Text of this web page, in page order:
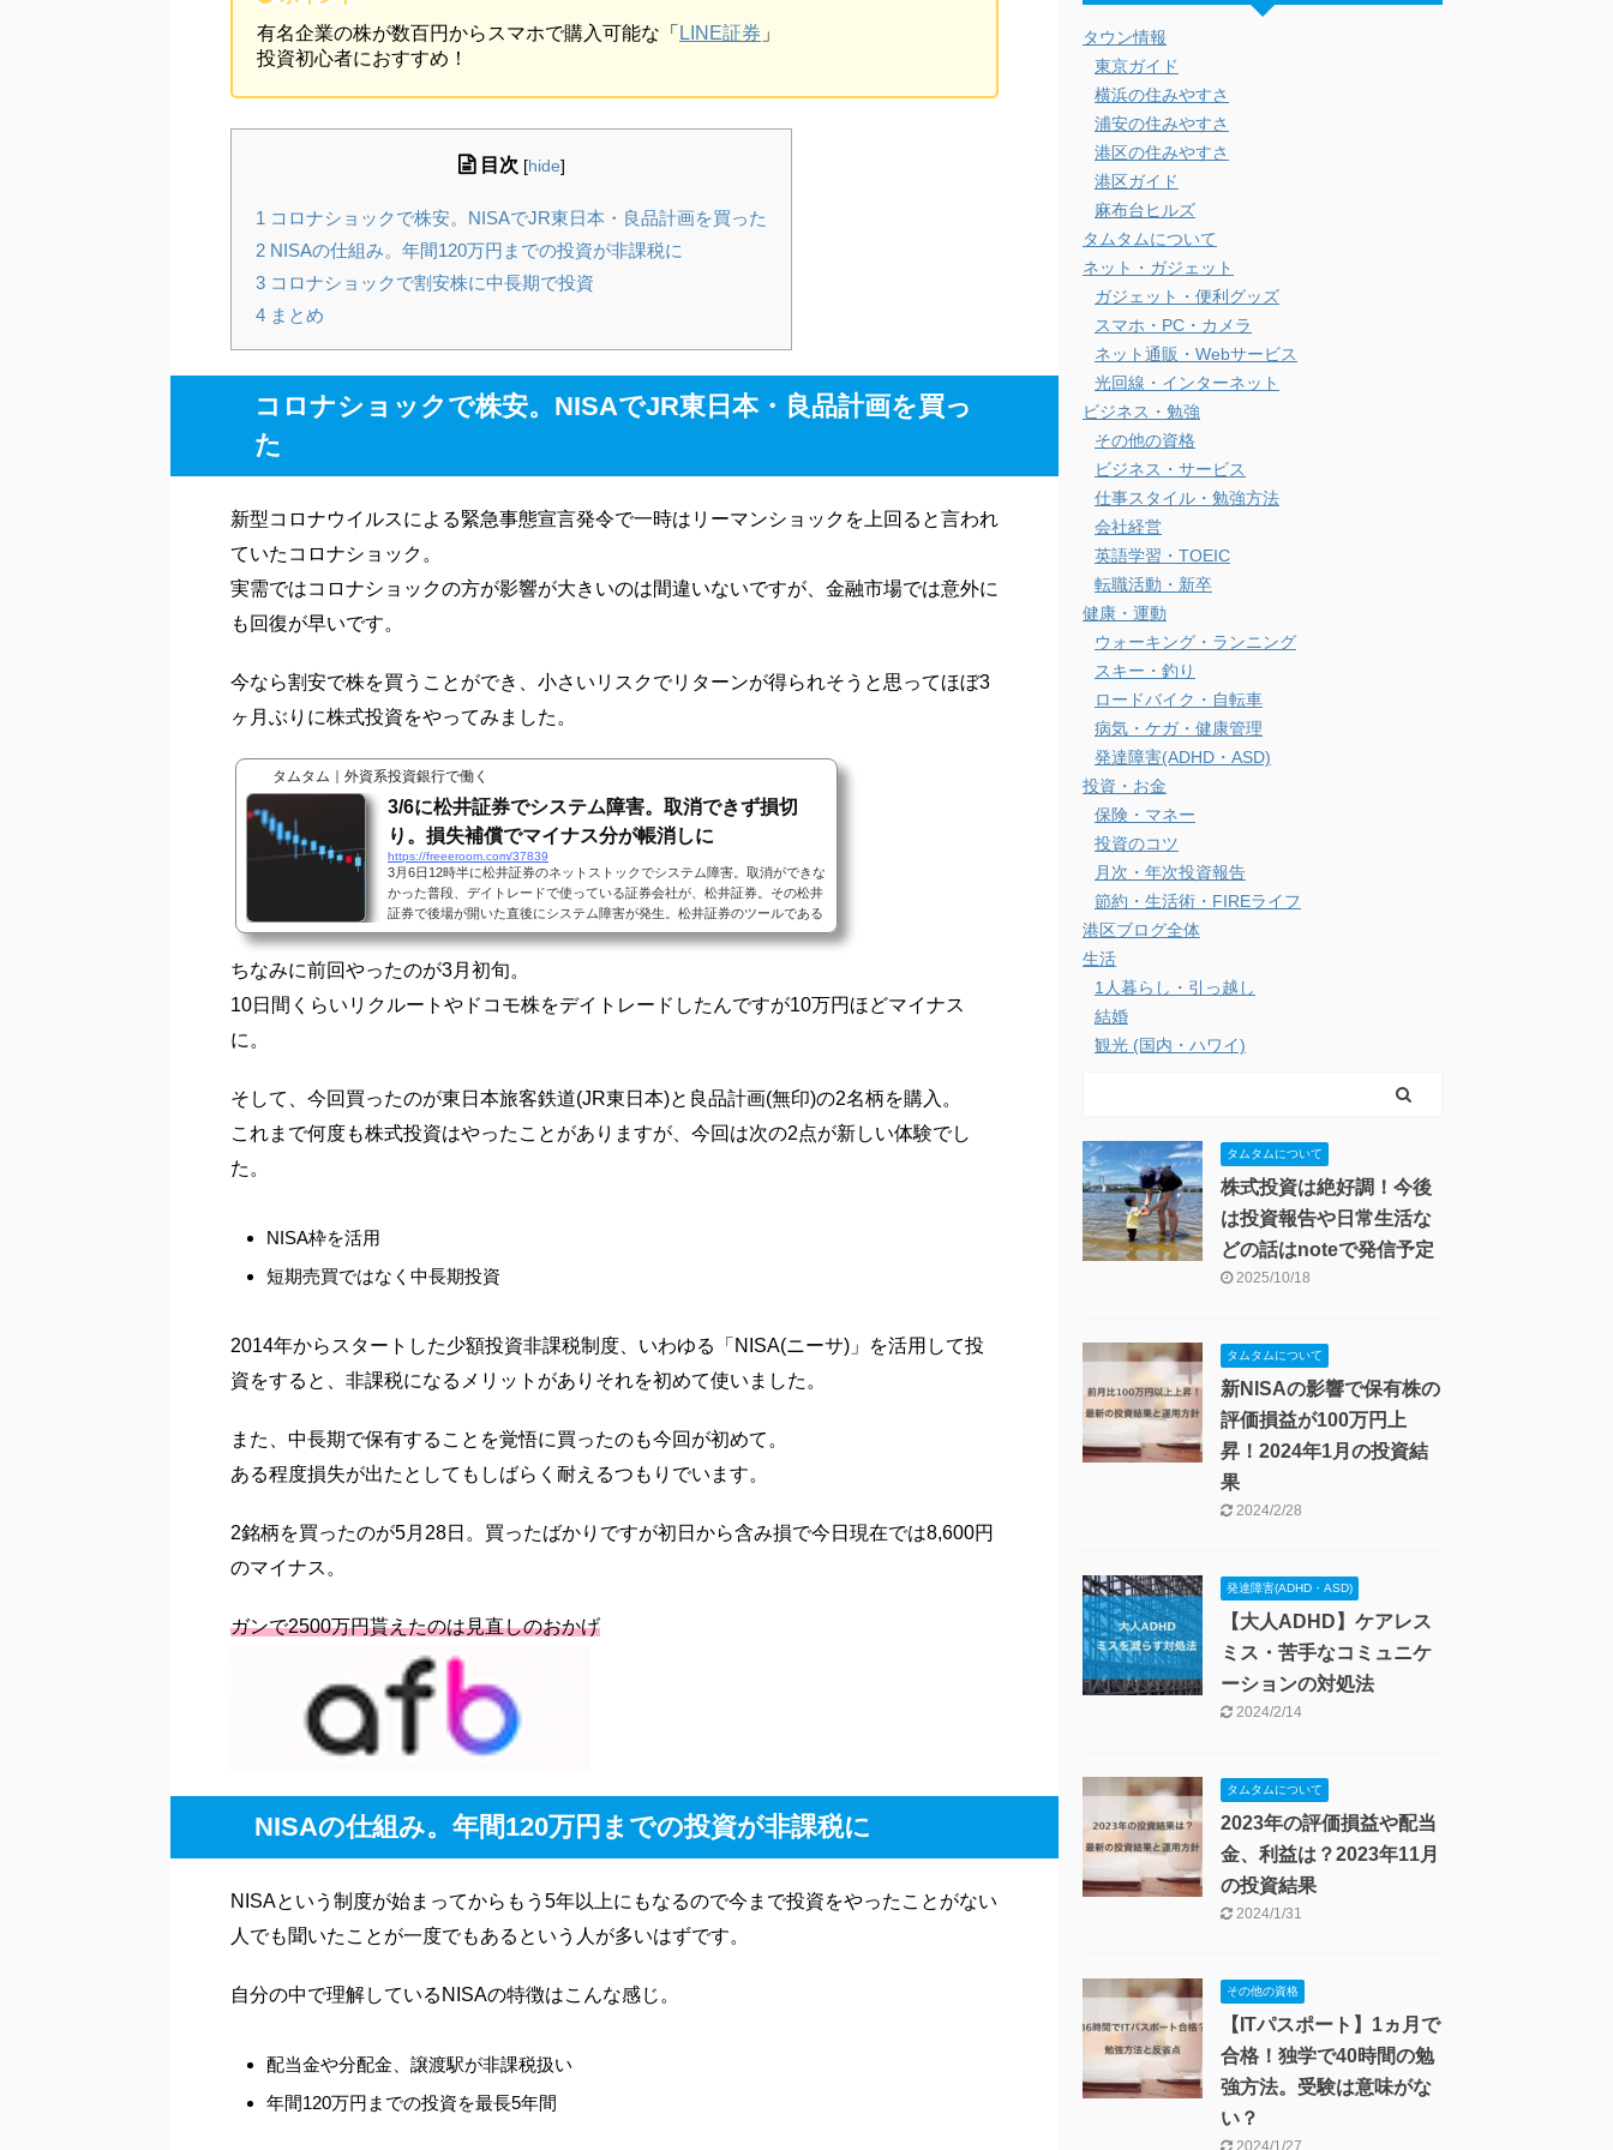
有名企業の株が数百円からスマホで購入可能な「 LINE証券 」
投資初心者におすすめ！
目次 [hide]
1 コロナショックで株安。NISAでJR東日本・良品計画を買った
2 NISAの仕組み。年間120万円までの投資が非課税に
3 コロナショックで割安株に中長期で投資
4 まとめ
コロナショックで株安。NISAでJR東日本・良品計画を買っ
た
新型コロナウイルスによる緊急事態宣言発令で一時はリーマンショックを上回ると言われ
ていたコロナショック。
実需ではコロナショックの方が影響が大きいのは間違いないですが、金融市場では意外に
も回復が早いです。
今なら割安で株を買うことができ、小さいリスクでリターンが得られそうと思ってほぼ3
ヶ月ぶりに株式投資をやってみました。
タムタム｜外資系投資銀行で働く
3/6に松井証券でシステム障害。取消できず損切
り。損失補償でマイナス分が帳消しに
https://freeeroom.com/37839
3月6日12時半に松井証券のネットストックでシステム障害。取消ができな
かった普段、デイトレードで使っている証券会社が、松井証券。その松井
証券で後場が開いた直後にシステム障害が発生。松井証券のツールである
ネットストック・ハイスピードで12時34分に300株発注。すぐにその買い
結局、取消処理されずにそのまま12時40分に約定。この時点で既に含み損
を抱える状態。特にこの時間帯は日経平均株価が前日比650円安だったの
で含み損が増すばかりでした。処理が全...
ちなみに前回やったのが3月初旬。
10日間くらいリクルートやドコモ株をデイトレードしたんですが10万円ほどマイナス
に。
そして、今回買ったのが東日本旅客鉄道(JR東日本)と良品計画(無印)の2名柄を購入。
これまで何度も株式投資はやったことがありますが、今回は次の2点が新しい体験でし
た。
NISA枠を活用
短期売買ではなく中長期投資
2014年からスタートした少額投資非課税制度、いわゆる「NISA(ニーサ)」を活用して投
資をすると、非課税になるメリットがありそれを初めて使いました。
また、中長期で保有することを覚悟に買ったのも今回が初めて。
ある程度損失が出たとしてもしばらく耐えるつもりでいます。
2銘柄を買ったのが5月28日。買ったばかりですが初日から含み損で今日現在では8,600円
のマイナス。
ガンで2500万円貰えたのは見直しのおかげ
NISAの仕組み。年間120万円までの投資が非課税に
NISAという制度が始まってからもう5年以上にもなるので今まで投資をやったことがない
人でも聞いたことが一度でもあるという人が多いはずです。
自分の中で理解しているNISAの特徴はこんな感じ。
配当金や分配金、譲渡駅が非課税扱い
年間120万円までの投資を最長5年間
タムタム
外資系投資銀行勤務 / 会社経営 / 麻布十番在
住 / アラフォー / 投資家 / 京都大学大学院
MBA卒 / カメラ撮影(α7III) / バス釣り / 甲状
腺癌ステージ1で治療中 / ADHD / 運用資産
https://note.com/moimoi_azabu
タウン情報
ネット通販・Webサービス
光回線・インターネット
その他の資格
ビジネス・サービス
ウォーキング・ランニング
病気・ケガ・健康管理
発達障害(ADHD・ASD)
投資・お金
保険・マネー
投資のコツ
港区ブログ全体
1人暮らし・引っ越し
観光 (国内・ハワイ)
株式投資は絶好調！今後
は投資報告や日常生活な
どの話はnoteで発信予定
2025/10/18
新NISAの影響で保有株の
評価損益が100万円上
昇！2024年1月の投資結
果
発達障害(ADHD・ASD)
【大人ADHD】ケアレス
ミス・苦手なコミュニケ
ーションの対処法